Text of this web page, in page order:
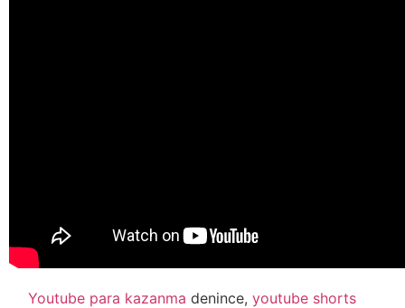
Youtube para kazanma denince,youtube shorts